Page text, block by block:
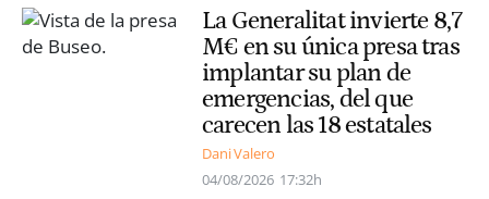
La Generalitat invierte 8,7
M€ en su única presa tras
implantar su plan de
emergencias, del que
carecen las 18 estatales
Dani Valero
04/08/2026 17:32h